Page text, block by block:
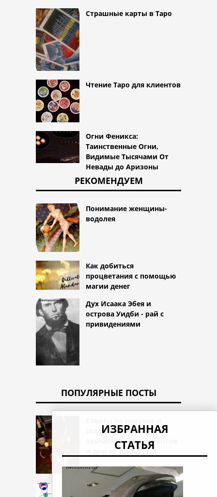
ИЗБРАННАЯ
СТАТЬЯ
Страшные карты в Таро
Чтение Таро для клиентов
Огни Феникса:
Таинственные Огни,
Видимые Тысячами От
Невады до Аризоны
РЕКОМЕНДУЕМ
Понимание женщины-
водолея
Как добиться
процветания с помощью
магии денег
Дух Исаака Эбея и
острова Уидби - рай с
привидениями
ПОПУЛЯРНЫЕ ПОСТЫ
созданию экономных
языческих инструментов
и других предметов
Сила ведьм: источники